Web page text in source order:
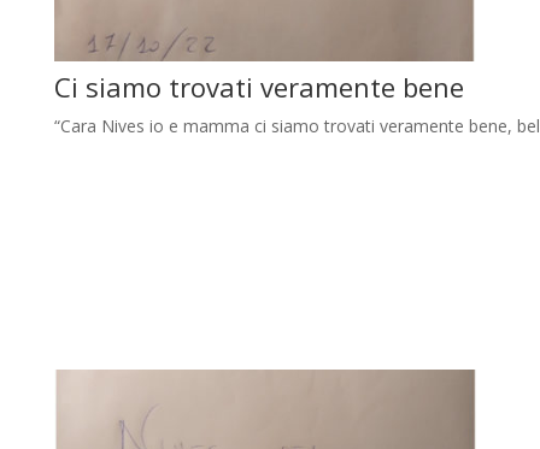
Ci siamo trovati veramente bene
“Cara Nives io e mamma ci siamo trovati veramente bene,